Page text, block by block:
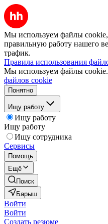
Мы используем файлы cookie,
правильную работу нашего
трафик.
Правила использования
Мы используем файлы cookie.
файлов cookie
Понятно
Ищу работу
Ищу работу
Ищу работу
Ищу сотрудника
Сервисы
Помощь
Ещё
Поиск
Барыш
Войти
Войти
Создать резюме